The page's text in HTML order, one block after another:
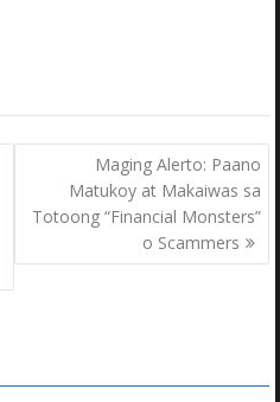
Maging Alerto: Paano
Matukoy at Makaiwas sa
Totoong “Financial Monsters”
o Scammers